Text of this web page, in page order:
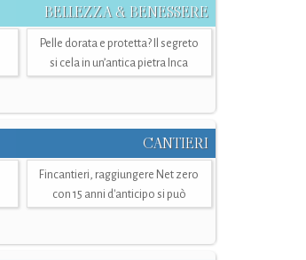
BELLEZZA & BENESSERE
Pelle dorata e protetta? Il segreto
si cela in un’antica pietra Inca
CANTIERI
Fincantieri, raggiungere Net zero
con 15 anni d'anticipo si può